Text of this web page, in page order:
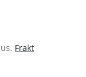
Frakt